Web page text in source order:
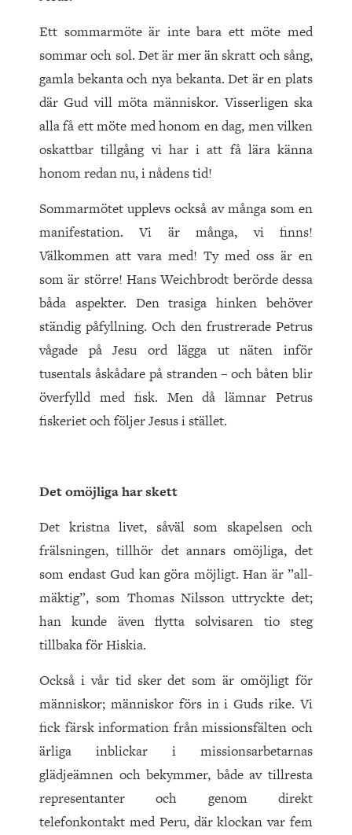
Ett sommarmöte är inte bara ett möte med
sommar och sol. Det är mer än skratt och sång,
gamla bekanta och nya bekanta. Det är en plats
där Gud vill möta människor. Visserligen ska
alla få ett möte med honom en dag, men vilken
oskattbar tillgång vi har i att få lära känna
honom redan nu, i nådens tid!
Sommarmötet upplevs också av många som en
manifestation. Vi är många, vi finns!
Välkommen att vara med! Ty med oss är en
som är större! Hans Weichbrodt berörde dessa
båda aspekter. Den trasiga hinken behöver
ständig påfyllning. Och den frustrerade Petrus
vågade på Jesu ord lägga ut näten inför
tusentals åskådare på stranden – och båten blir
överfylld med fisk. Men då lämnar Petrus
fiskeriet och följer Jesus i stället.
Det omöjliga har skett
Det kristna livet, såväl som skapelsen och
frälsningen, tillhör det annars omöjliga, det
som endast Gud kan göra möjligt. Han är ”all-
mäktig”, som Thomas Nilsson uttryckte det;
han kunde även flytta solvisaren tio steg
tillbaka för Hiskia.
Också i vår tid sker det som är omöjligt för
människor; människor förs in i Guds rike. Vi
fick färsk information från missionsfälten och
ärliga inblickar i missionsarbetarnas
glädjeämnen och bekymmer, både av tillresta
representanter och genom direkt
telefonkontakt med Peru, där klockan var fem